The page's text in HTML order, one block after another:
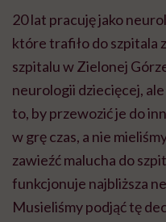
20 lat pracuję jako
które trafiło do szpitala
szpitalu w Zielonej
neurologii dziecięcej,
to, by przewozić je do
w grę czas, a nie
zawieźć malucha do
funkcjonuje najbliższa
Musieliśmy podjąć tę